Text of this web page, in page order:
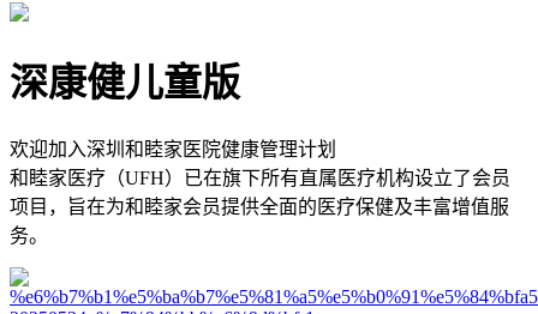
深康健儿童版
欢迎加入深圳和睦家医院健康管理计划
和睦家医疗（UFH）已在旗下所有直属医疗机构设立了会员
项目，旨在为和睦家会员提供全面的医疗保健及丰富增值服
务。